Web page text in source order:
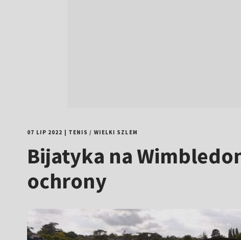
07 LIP 2022 TENIS / WIELKI SZLEM
Bijatyka na
ochrony